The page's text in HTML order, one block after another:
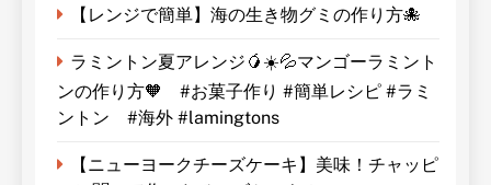
【レンジで簡単】海の生き物グミの作り方🐙
ラミントン夏アレンジ🥭☀️💦マンゴーラミント
ンの作り方🧡 #お菓子作り #簡単レシピ #ラミ
ントン #海外 #lamingtons
【ニューヨークチーズケーキ】美味！チャッピ